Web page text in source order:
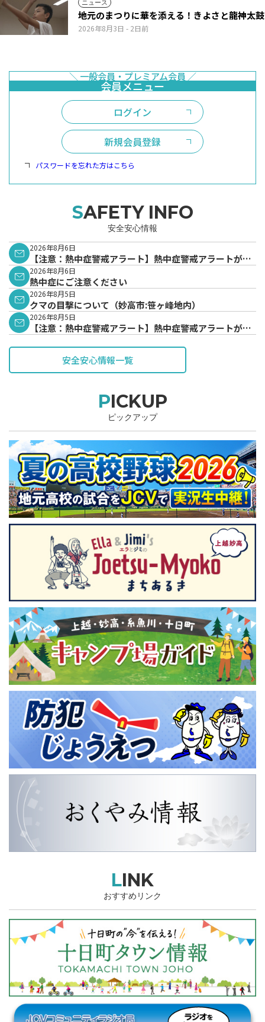
ニュース
2026年8月3日 - 2日前
地元のまつりに華を添える！きよさと龍神太鼓
ログイン
新規会員登録
パスワードを忘れた方はこちら
SAFETY INFO
安全安心情報
2026年8月6日
【注意：熱中症警戒アラート】熱中症警戒アラートが発
表されています。
2026年8月6日
熱中症にご注意ください
2026年8月5日
クマの目撃について（妙高市:笹ヶ峰地内）
2026年8月5日
【注意：熱中症警戒アラート】熱中症警戒アラートが発
安全安心情報一覧
PICKUP
ピックアップ
LINK
おすすめリンク